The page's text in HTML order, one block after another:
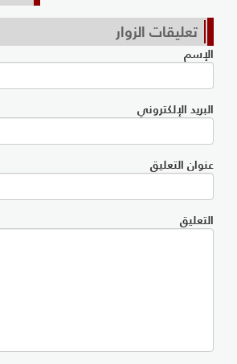
تعليقات الزوار
الإسم
البريد الإلكتروني
عنوان التعليق
التعليق